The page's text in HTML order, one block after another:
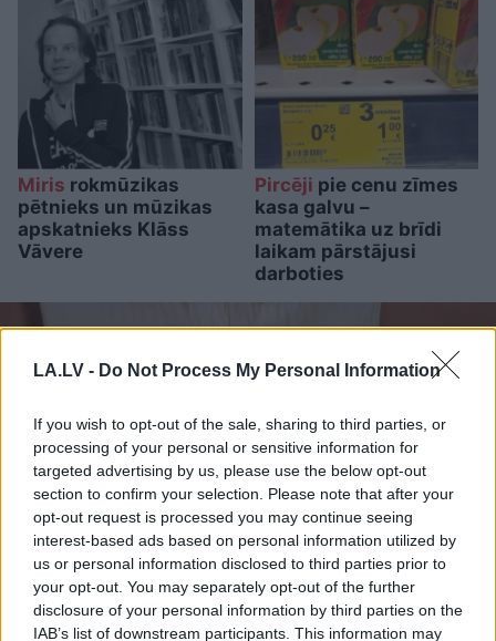
LA.LV - Do Not Process My Personal Information
If you wish to opt-out of the sale, sharing to third parties, or
processing of your personal or sensitive information for
targeted advertising by us, please use the below opt-out
section to confirm your selection. Please note that after your
opt-out request is processed you may continue seeing
interest-based ads based on personal information utilized by
us or personal information disclosed to third parties prior to
your opt-out. You may separately opt-out of the further
disclosure of your personal information by third parties on the
IAB’s list of downstream participants. This information may
Miris rokmūzikas
pētnieks un mūzikas
apskatnieks Klāss
Vāvere
Pircēji pie cenu zīmes
kasa galvu –
matemātika uz brīdi
laikam pārstājusi
darboties
Pamēģini šo pirms